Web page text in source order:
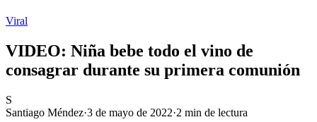
Viral
VIDEO: Niña bebe todo el vino de
consagrar durante su primera comunión
S
Santiago Méndez·3 de mayo de 2022·2 min de lectura